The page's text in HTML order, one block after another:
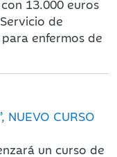
13.000 euros
de
enfermos de
NUEVO CURSO
un curso de